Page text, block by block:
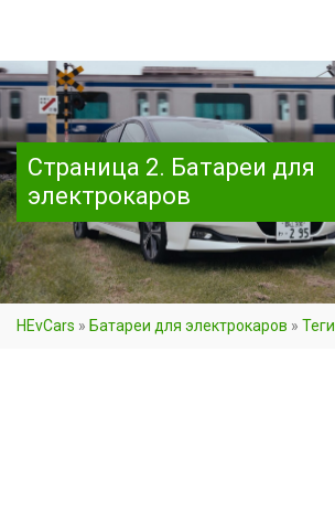
Страница 2. Батареи для
электрокаров
HEvCars » Батареи для электрокаров » Теги